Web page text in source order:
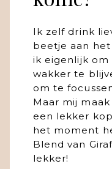
Ik zelf drink
beetje aan
ik eigenlijk
wakker te
om te
Maar mij
een lekker
het moment
Blend van
lekker!